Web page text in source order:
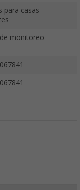
para casas
monitoreo